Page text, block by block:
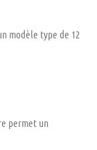
modèle type de 12
permet un